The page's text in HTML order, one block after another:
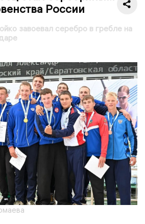
России
завоевал серебро в гребле на